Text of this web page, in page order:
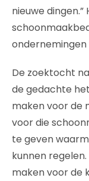
nieuwe
ondernemingen
De zoektocht
de gedachte
maken voor de
voor die
te geven
kunnen
maken voor de